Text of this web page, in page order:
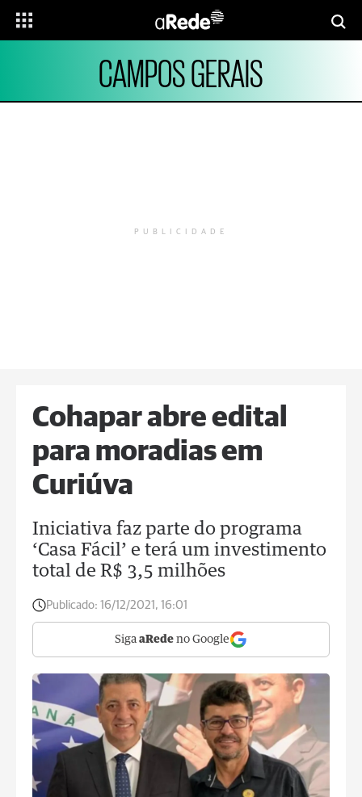
CAMPOS GERAIS
PUBLICIDADE
Cohapar abre edital
para moradias em
Curiúva
Iniciativa faz parte do programa
‘Casa Fácil’ e terá um investimento
total de R$ 3,5 milhões
Publicado: 16/12/2021, 16:01
Siga aRede no Google